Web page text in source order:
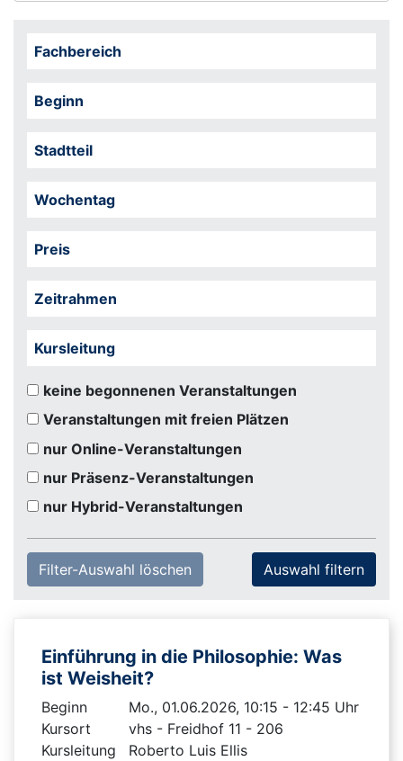
Fachbereich
Beginn
Stadtteil
Wochentag
Preis
Zeitrahmen
Kursleitung
keine begonnenen Veranstaltungen
Veranstaltungen mit freien Plätzen
nur Online-Veranstaltungen
nur Präsenz-Veranstaltungen
nur Hybrid-Veranstaltungen
Filter-Auswahl löschen
Einführung in die Philosophie: Was
ist Weisheit?
Beginn
Mo., 01.06.2026, 10:15 - 12:45 Uhr
Kursort
vhs - Freidhof 11 - 206
Kursleitung
Roberto Luis Ellis